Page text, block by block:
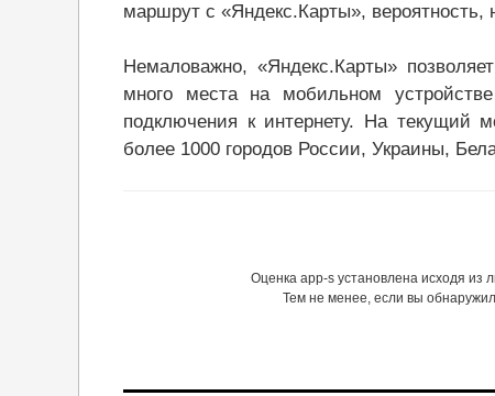
маршрут с «Яндекс.Карты»,
Немаловажно, «Яндекс.Карты»
много места на мобильном
подключения к интернету. На текущий
более 1000 городов России, Украины,
Оценка app-s установлена исходя из
Тем не менее, если вы